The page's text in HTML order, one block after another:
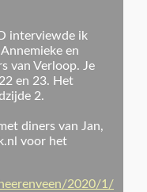
interviewde ik
en
van Verloop. Je
en 23. Het
2.
diners van Jan,
voor het
2020/1/